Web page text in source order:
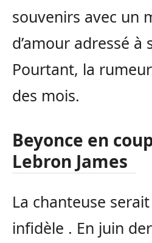
souvenirs avec un
d’amour adressé à
Pourtant, la
des mois.
Beyonce en
Lebron James
La chanteuse
infidèle . En juin